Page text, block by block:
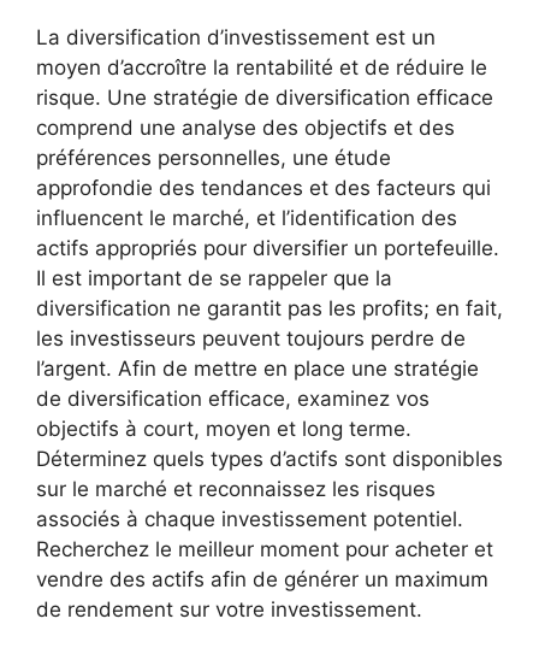
La diversification d’investissement est un
moyen d’accroître la rentabilité et de réduire le
risque. Une stratégie de diversification efficace
comprend une analyse des objectifs et des
préférences personnelles, une étude
approfondie des tendances et des facteurs qui
influencent le marché, et l’identification des
actifs appropriés pour diversifier un portefeuille.
Il est important de se rappeler que la
diversification ne garantit pas les profits; en fait,
les investisseurs peuvent toujours perdre de
l’argent. Afin de mettre en place une stratégie
de diversification efficace, examinez vos
objectifs à court, moyen et long terme.
Déterminez quels types d’actifs sont disponibles
sur le marché et reconnaissez les risques
associés à chaque investissement potentiel.
Recherchez le meilleur moment pour acheter et
vendre des actifs afin de générer un maximum
de rendement sur votre investissement.